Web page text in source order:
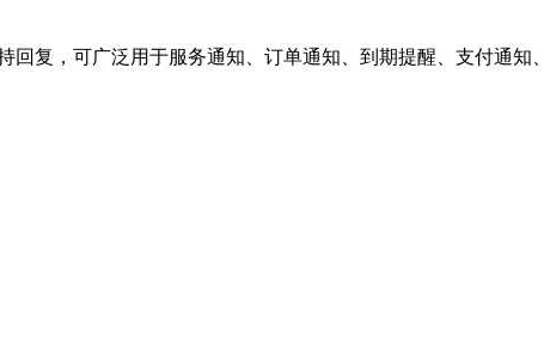
回复，可广泛用于服务通知、订单通知、到期提醒、支付通知